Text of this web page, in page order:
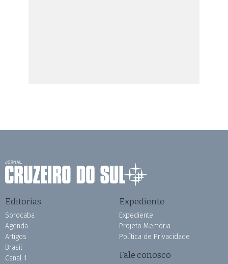
Editorias
Sorocaba
Agenda
Artigos
Brasil
Canal 1
Expediente
Expediente
Projeto Memória
Política de Privacidade
Fale conosco